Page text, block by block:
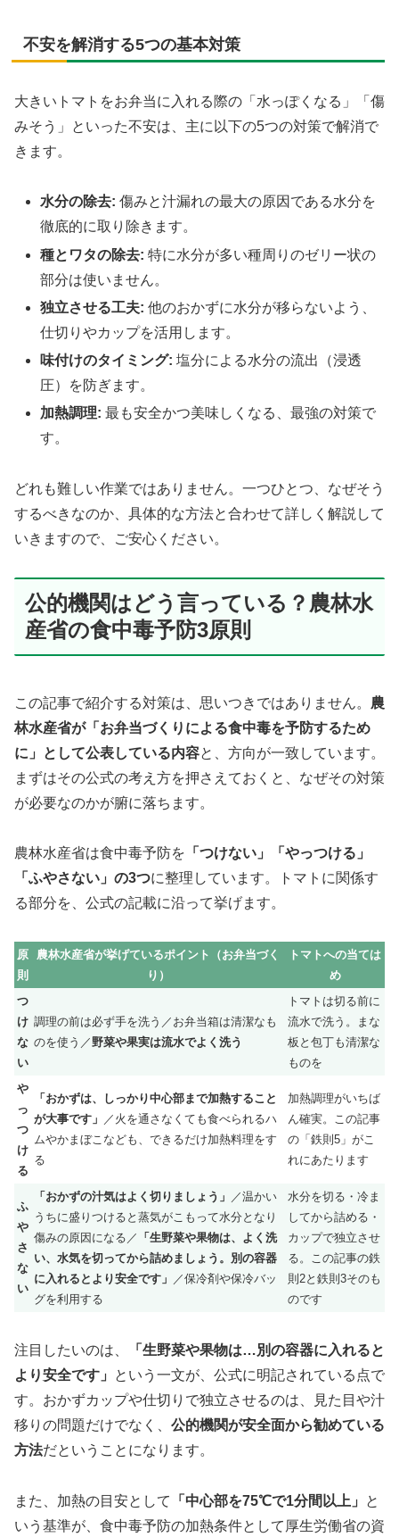
不安を解消する5つの基本対策
大きいトマトをお弁当に入れる際の「水っぽくなる」「傷
みそう」といった不安は、主に以下の5つの対策で解消で
きます。
水分の除去: 傷みと汁漏れの最大の原因である水分を
徹底的に取り除きます。
種とワタの除去: 特に水分が多い種周りのゼリー状の
部分は使いません。
独立させる工夫: 他のおかずに水分が移らないよう、
仕切りやカップを活用します。
味付けのタイミング: 塩分による水分の流出（浸透
圧）を防ぎます。
加熱調理: 最も安全かつ美味しくなる、最強の対策で
す。
どれも難しい作業ではありません。一つひとつ、なぜそう
するべきなのか、具体的な方法と合わせて詳しく解説して
いきますので、ご安心ください。
公的機関はどう言っている？農林水
産省の食中毒予防3原則
この記事で紹介する対策は、思いつきではありません。 農
林水産省が「お弁当づくりによる食中毒を予防するため
に」として公表している内容と、方向が一致しています。
まずはその公式の考え方を押さえておくと、なぜその対策
が必要なのかが腑に落ちます。
農林水産省は食中毒予防を 「つけない」「やっつける」
「ふやさない」の3つに整理しています。トマトに関係す
る部分を、公式の記載に沿って挙げます。
原
則
農林水産省が挙げているポイント（お弁当づく
り）
トマトへの当ては
め
つ
け
な
い
調理の前は必ず手を洗う／お弁当箱は清潔なも
のを使う／野菜や果実は流水でよく洗う
トマトは切る前に
流水で洗う。まな
板と包丁も清潔な
ものを
や
っ
つ
け
る
「おかずは、しっかり中心部まで加熱すること
が大事です」 ／火を通さなくても食べられるハ
ムやかまぼこなども、できるだけ加熱料理をす
る
加熱調理がいちば
ん確実。この記事
の「鉄則5」がこ
れにあたります
ふ
や
さ
な
い
「おかずの汁気はよく切りましょう」 ／温かい
うちに盛りつけると蒸気がこもって水分となり
傷みの原因になる／ 「生野菜や果物は、よく洗
い、水気を切ってから詰めましょう。別の容器
に入れるとより安全です」 ／保冷剤や保冷バッ
グを利用する
水分を切る・冷ま
してから詰める・
カップで独立させ
る。この記事の鉄
則2と鉄則3そのも
のです
注目したいのは、
「生野菜や果物は…別の容器に入れると
より安全です」
という一文が、公式に明記されている点で
す。おかずカップや仕切りで独立させるのは、見た目や汁
移りの問題だけでなく、 公的機関が安全面から勧めている
方法だということになります。
また、加熱の目安として 「中心部を75℃で1分間以上」
と
いう基準が、食中毒予防の加熱条件として厚生労働省の資